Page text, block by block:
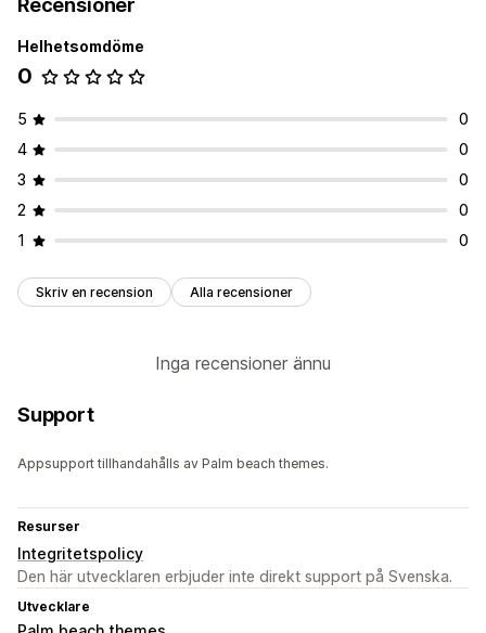
Recensioner
Helhetsomdöme
0
5
0
4
0
3
0
2
0
1
0
Skriv en recension Alla recensioner
Inga recensioner ännu
Support
Appsupport tillhandahålls av Palm beach themes.
Resurser
Integritetspolicy
Den här utvecklaren erbjuder inte direkt support på Svenska.
Utvecklare